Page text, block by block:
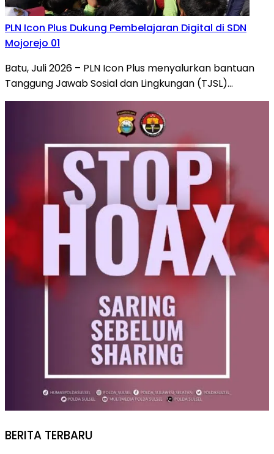
PLN Icon Plus Dukung Pembelajaran Digital di SDN
Mojorejo 01
Batu, Juli 2026 – PLN Icon Plus menyalurkan bantuan
Tanggung Jawab Sosial dan Lingkungan (TJSL)…
BERITA TERBARU